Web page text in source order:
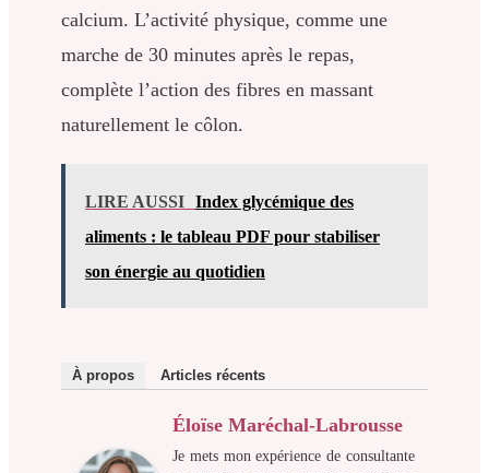
calcium. L’activité physique, comme une
marche de 30 minutes après le repas,
complète l’action des fibres en massant
naturellement le côlon.
LIRE AUSSI Index glycémique des
aliments : le tableau PDF pour stabiliser
son énergie au quotidien
À propos Articles récents
Éloïse Maréchal-Labrousse
Je mets mon expérience de consultante